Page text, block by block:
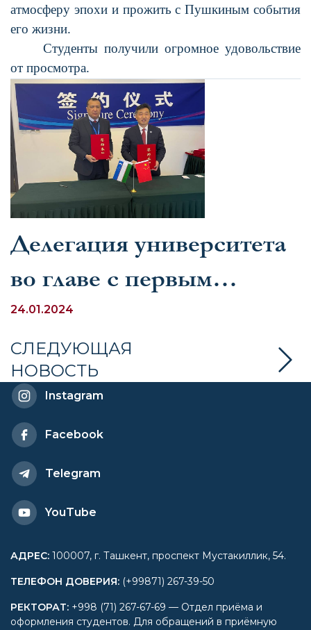
атмосферу эпохи и прожить с Пушкиным события
его жизни.
Студенты получили огромное удовольствие
от просмотра.
Делегация университета
во главе с первым
проректором по учебной
работе приняла участие в
Узбекско-китайском
образовательном форуме
24.01.2024
СЛЕДУЮЩАЯ
НОВОСТЬ
Instagram
Facebook
Telegram
YouTube
АДРЕС: 100007, г. Ташкент, проспект Мустакиллик, 54.
ТЕЛЕФОН ДОВЕРИЯ: (+99871) 267-39-50
РЕКТОРАТ: +998 (71) 267-67-69 — Отдел приёма и
оформления студентов. Для обращений в приёмную